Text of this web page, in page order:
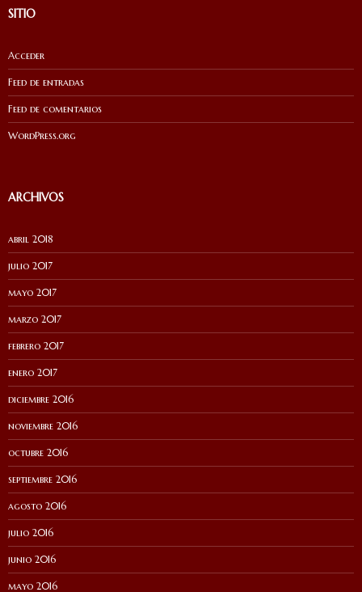
SITIO
Acceder
Feed de entradas
Feed de comentarios
WordPress.org
ARCHIVOS
abril 2018
julio 2017
mayo 2017
marzo 2017
febrero 2017
enero 2017
diciembre 2016
noviembre 2016
octubre 2016
septiembre 2016
agosto 2016
julio 2016
junio 2016
mayo 2016